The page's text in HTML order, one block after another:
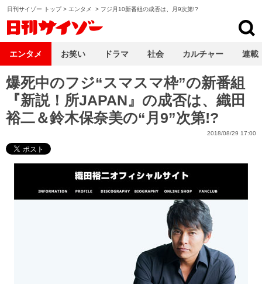
日刊サイゾー トップ> エンタメ > フジ月10新番組の成否は、月9次第!?
爆死中のフジ“スマスマ枠”の新番組
『新説！所JAPAN』の成否は、織田
裕二＆鈴木保奈美の“月9”次第!?
2018/08/29 17:00
エンタメ お笑い ドラマ 社会 カルチャー 連載